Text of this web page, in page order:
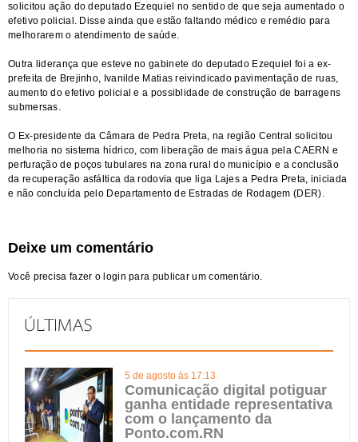
solicitou ação do deputado Ezequiel no sentido de que seja aumentado o
efetivo policial. Disse ainda que estão faltando médico e remédio para
melhorarem o atendimento de saúde.
Outra liderança que esteve no gabinete do deputado Ezequiel foi a ex-
prefeita de Brejinho, Ivanilde Matias reivindicado pavimentação de ruas,
aumento do efetivo policial e a possiblidade de construção de barragens
submersas.
O Ex-presidente da Câmara de Pedra Preta, na região Central solicitou
melhoria no sistema hídrico, com liberação de mais água pela CAERN e
perfuração de poços tubulares na zona rural do município e a conclusão
da recuperação asfáltica da rodovia que liga Lajes a Pedra Preta, iniciada
e não concluída pelo Departamento de Estradas de Rodagem (DER).
Deixe um comentário
Você precisa fazer o login para publicar um comentário.
5 de agosto às 17:13
Comunicação digital potiguar
ganha entidade representativa
com o lançamento da
Ponto.com.RN